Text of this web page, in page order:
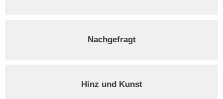
Nachgefragt
Hinz und Kunst